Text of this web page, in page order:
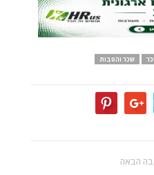
שכר והטבות
הבאה